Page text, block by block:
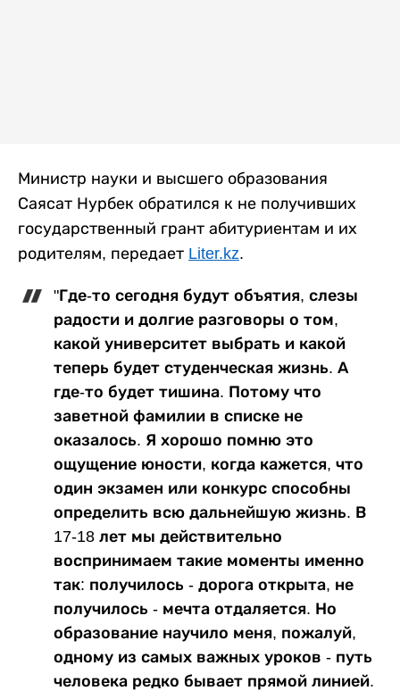
Министр науки и высшего образования
Саясат Нурбек обратился к не получивших
государственный грант абитуриентам и их
родителям, передает Liter.kz.
"Где-то сегодня будут объятия, слезы
радости и долгие разговоры о том,
какой университет выбрать и какой
теперь будет студенческая жизнь. А
где-то будет тишина. Потому что
заветной фамилии в списке не
оказалось. Я хорошо помню это
ощущение юности, когда кажется, что
один экзамен или конкурс способны
определить всю дальнейшую жизнь. В
17-18 лет мы действительно
воспринимаем такие моменты именно
так: получилось - дорога открыта, не
получилось - мечта отдаляется. Но
образование научило меня, пожалуй,
одному из самых важных уроков - путь
человека редко бывает прямой линией.